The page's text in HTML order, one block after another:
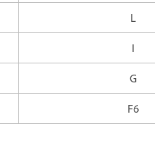
L
I
G
F6